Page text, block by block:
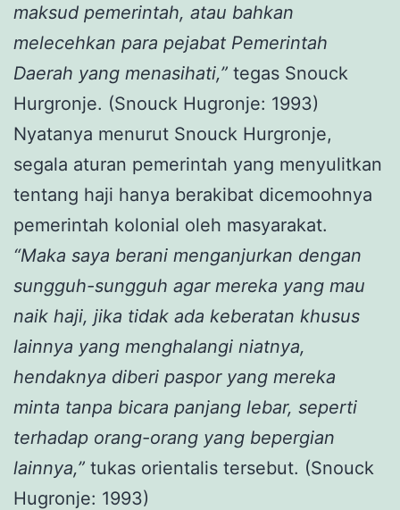
maksud pemerintah, atau bahkan
melecehkan para pejabat Pemerintah
Daerah yang menasihati,” tegas Snouck
Hurgronje. (Snouck Hugronje: 1993)
Nyatanya menurut Snouck Hurgronje,
segala aturan pemerintah yang menyulitkan
tentang haji hanya berakibat dicemoohnya
pemerintah kolonial oleh masyarakat.
“Maka saya berani menganjurkan dengan
sungguh-sungguh agar mereka yang mau
naik haji, jika tidak ada keberatan khusus
lainnya yang menghalangi niatnya,
hendaknya diberi paspor yang mereka
minta tanpa bicara panjang lebar, seperti
terhadap orang-orang yang bepergian
lainnya,” tukas orientalis tersebut. (Snouck
Hugronje: 1993)